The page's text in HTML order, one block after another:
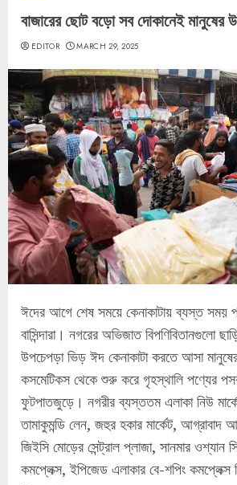
বাজারের ছোট বড়ো সব দোকানেই মানুষের
EDITOR MARCH 29, 2025
ঈদের আগে শেষ সময়ে কেনাকাটায় ব্যস্ত সময়
বাসিন্দারা। নগরের অভিজাত বিপণিবিতানগুলো
উপচেপড়া ভিড় ঈদ কেনাকাটা করতে আসা
কসমেটিকস থেকে শুরু করে গৃহস্থালি পণ্যের
ফুটপাতজুড়ে। নগরীর ব্যস্ততম এলাকা নিউ
তামাকুমন্ডি লেন, জহুর হকার মার্কেট, আগ্রাবাদ
জিইসি মোড়ের সেন্ট্রাল প্লাজা, সানমার ওশ্যান
কমপ্লেক্স, ইপিজেড এলাকার বে-শপিং কমপ্লেক্স